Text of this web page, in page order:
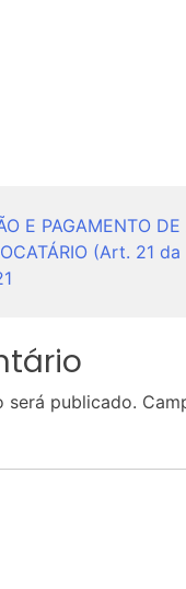
E PAGAMENTO
(Art. 21
será publicado.